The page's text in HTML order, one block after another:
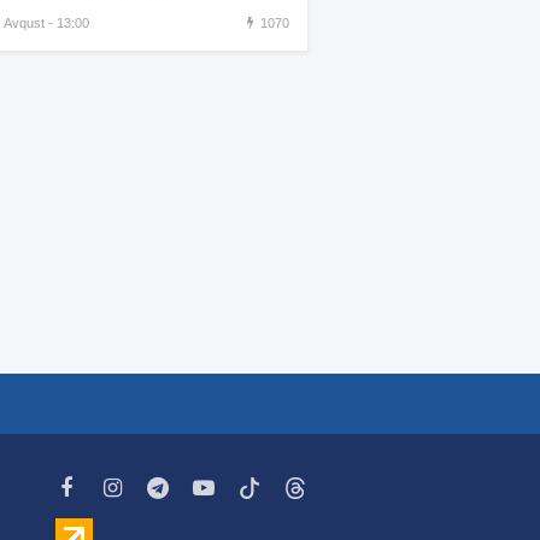
Daha bir qadın estetik
əməliyyatdan sonra öldü
Avqust - 13:00 1070